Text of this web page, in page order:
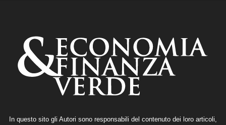
In questo sito gli Autori sono responsabili del contenuto dei loro articoli,